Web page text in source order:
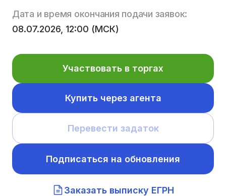
Дата и время окончания подачи заявок:
08.07.2026, 12:00 (МСК)
Участвовать в торгах
Купить через агента
Перевести задаток
Подписаться на обновления
Заказать выписку ЕГРН